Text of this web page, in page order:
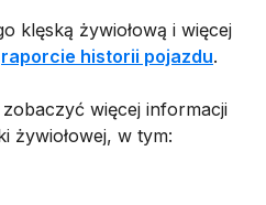
klęską żywiołową i więcej
raporcie historii pojazdu.
więcej informacji
żywiołowej, w tym: